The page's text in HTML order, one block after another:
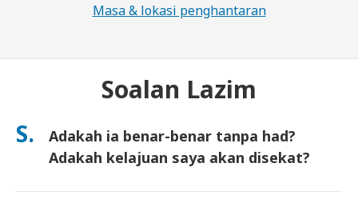
Masa & lokasi penghantaran
Soalan Lazim
S.
Adakah ia benar-benar tanpa had?
Adakah kelajuan saya akan disekat?
Ya. Ia benar-benar tanpa had dan kami tidak mengenakan had